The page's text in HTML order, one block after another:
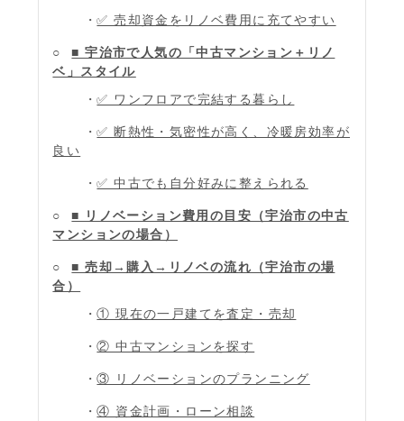
✅ 売却資金をリノベ費用に充てやすい
■ 宇治市で人気の「中古マンション＋リノ
ベ」スタイル
✅ ワンフロアで完結する暮らし
✅ 断熱性・気密性が高く、冷暖房効率が
良い
✅ 中古でも自分好みに整えられる
■ リノベーション費用の目安（宇治市の中古
マンションの場合）
■ 売却→購入→リノベの流れ（宇治市の場
合）
① 現在の一戸建てを査定・売却
② 中古マンションを探す
③ リノベーションのプランニング
④ 資金計画・ローン相談